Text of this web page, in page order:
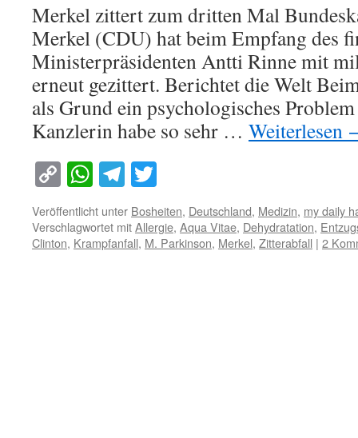
Merkel zittert zum dritten Mal
Merkel (CDU) hat beim Empfang des
Ministerpräsidenten Antti Rinne mit
erneut gezittert. Berichtet die Welt
als Grund ein psychologisches
Kanzlerin habe so sehr … Weiterlesen
Copy
Link
WhatsApp
Telegram
Veröffentlicht unter Bosheiten, Deutschland, Medizin, my daily
Verschlagwortet mitAllergie, Aqua Vitae, Dehydratation,
Clinton, Krampfanfall, M. Parkinson, Merkel, Zitterabfall | 2